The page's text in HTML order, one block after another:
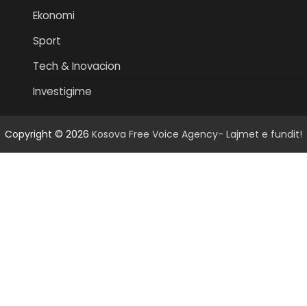
Ekonomi
Sport
Tech & Inovacion
Investigime